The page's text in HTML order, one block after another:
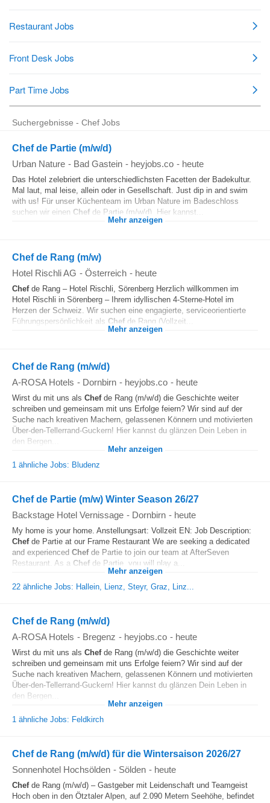
Suchergebnisse - Chef Jobs
Chef de Partie (m/w/d)
Urban Nature - Bad Gastein - heyjobs.co - heute
Das Hotel zelebriert die unterschiedlichsten Facetten der Badekultur.
Mal laut, mal leise, allein oder in Gesellschaft. Just dip in and swim
with us! Für unser Küchenteam im Urban Nature im Badeschloss
suchen wir einen Chef de Partie (m/w/d). Hier kannst...
Mehr anzeigen
Chef de Rang (m/w)
Hotel Rischli AG - Österreich - heute
Chefde Rang – Hotel Rischli, Sörenberg Herzlich willkommen im
Hotel Rischli in Sörenberg – Ihrem idyllischen 4-Sterne-Hotel im
Herzen der Schweiz. Wir suchen eine engagierte, serviceorientierte
Führungspersönlichkeit als Chef de Rang (Vollzeit...
Mehr anzeigen
Chef de Rang (m/w/d)
A-ROSA Hotels - Dornbirn - heyjobs.co - heute
Wirst du mit uns als Chefde Rang (m/w/d) die Geschichte weiter
schreiben und gemeinsam mit uns Erfolge feiern? Wir sind auf der
Suche nach kreativen Machern, gelassenen Könnern und motivierten
Über-den-Tellerrand-Guckern! Hier kannst du glänzen Dein Leben in
den Bergen...
Mehr anzeigen
1 ähnliche Jobs: Bludenz
Chef de Partie (m/w) Winter Season 26/27
Backstage Hotel Vernissage - Dornbirn - heute
My home is your home. Anstellungsart: Vollzeit EN: Job Description:
Chefde Partie at our Frame Restaurant We are seeking a dedicated
and experienced Chefde Partie to join our team at AfterSeven
Restaurant. As a Chef de Partie, you will play a...
Mehr anzeigen
22 ähnliche Jobs: Hallein, Lienz, Steyr, Graz, Linz...
Chef de Rang (m/w/d)
A-ROSA Hotels - Bregenz - heyjobs.co - heute
Wirst du mit uns als Chefde Rang (m/w/d) die Geschichte weiter
schreiben und gemeinsam mit uns Erfolge feiern? Wir sind auf der
Suche nach kreativen Machern, gelassenen Könnern und motivierten
Über-den-Tellerrand-Guckern! Hier kannst du glänzen Dein Leben in
den Bergen...
Mehr anzeigen
1 ähnliche Jobs: Feldkirch
Chef de Rang (m/w/d) für die Wintersaison 2026/27
Sonnenhotel Hochsölden - Sölden - heute
Chefde Rang (m/w/d) – Gastgeber mit Leidenschaft und Teamgeist
Hoch oben in den Ötztaler Alpen, auf 2.090 Metern Seehöhe, befindet